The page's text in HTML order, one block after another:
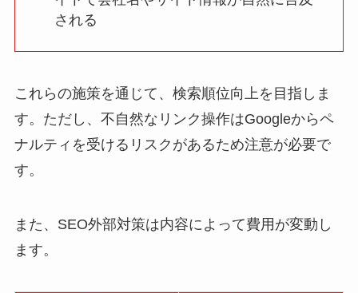
される
これらの施策を通じて、検索順位向上を目指しま
す。ただし、不自然なリンク操作はGoogleからペ
ナルティを受けるリスクがあるため注意が必要で
す。
また、SEO外部対策は内容によって費用が変動し
ます。